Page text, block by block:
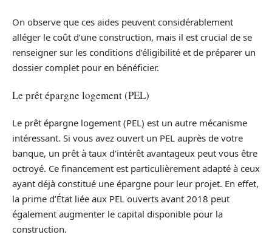
On observe que ces aides peuvent considérablement
alléger le coût d’une construction, mais il est crucial de se
renseigner sur les conditions d’éligibilité et de préparer un
dossier complet pour en bénéficier.
Le prêt épargne logement (PEL)
Le prêt épargne logement (PEL) est un autre mécanisme
intéressant. Si vous avez ouvert un PEL auprès de votre
banque, un prêt à taux d’intérêt avantageux peut vous être
octroyé. Ce financement est particulièrement adapté à ceux
ayant déjà constitué une épargne pour leur projet. En effet,
la prime d’État liée aux PEL ouverts avant 2018 peut
également augmenter le capital disponible pour la
construction.